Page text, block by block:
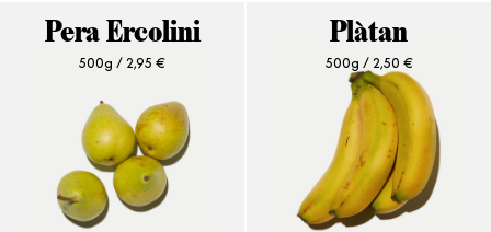
Pera Ercolini
500g /2,95 €
Plàtan
500g /2,50 €